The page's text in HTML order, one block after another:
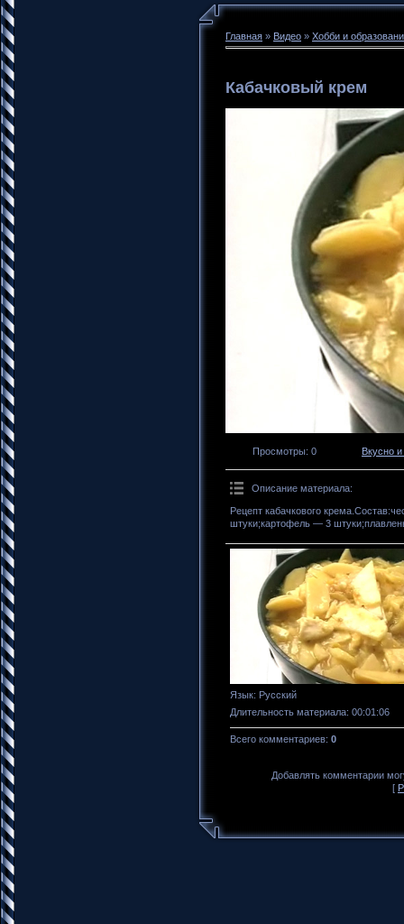
Главная » Видео » Хобби и
Кабачковый крем
Просмотры: 0 Вкусно
Описание материала:
Рецепт кабачкового
штуки;картофель — 3
Язык: Русский
Длительность материала: 00:01:06
Всего комментариев: 0
Добавлять комментарии
[